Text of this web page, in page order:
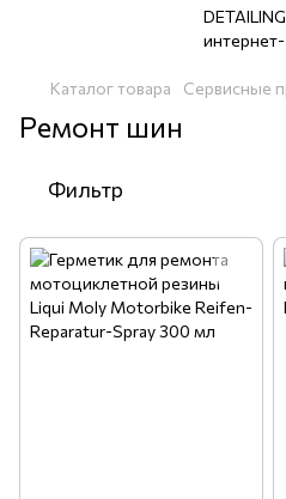
Каталог товара Сервисные
Ремонт шин
Фильтр